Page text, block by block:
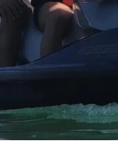
Pensando nesse
pela ANCORD, em
certificação Agro
que conecta o
Programação
A participação da